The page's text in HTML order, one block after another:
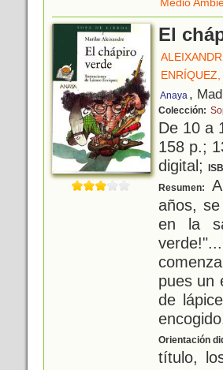
Medio
El
Anaya ,
Colección:
De 10 a
158 p.;
digital;
Resumen:
años,
en la
pues un
de
Orientación
título,